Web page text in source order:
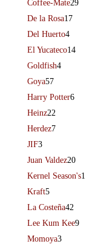
Coffee-Mate29
De la Rosa17
Del Huerto4
El Yucateco14
Goldfish4
Goya57
Harry Potter6
Heinz22
Herdez7
JIF3
Juan Valdez20
Kernel Season's1
Kraft5
La Costeña42
Lee Kum Kee9
Momoya3